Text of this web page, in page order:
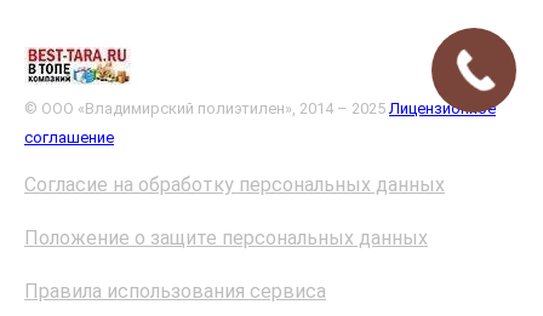
© ООО «Владимирский полиэтилен», 2014 – 2025 Лицензионное
соглашение
Согласие на обработку персональных данных
Положение о защите персональных данных
Правила использования сервиса